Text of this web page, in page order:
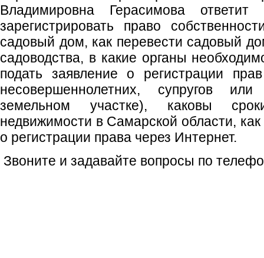
Владимировна Герасимова
зарегистрировать право
садовый дом, как перевести садовый
садоводства, в какие органы
подать заявление о регистрации
несовершеннолетних, супругов
земельном участке), каковы
недвижимости в Самарской области,
о регистрации права через Интернет.
Звоните и задавайте вопросы по